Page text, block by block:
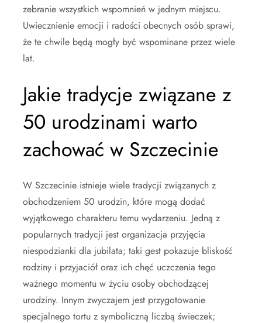
zebranie wszystkich wspomnień w jednym miejscu.
Uwiecznienie emocji i radości obecnych osób sprawi,
że te chwile będą mogły być wspominane przez wiele
lat.
Jakie tradycje związane z
50 urodzinami warto
zachować w Szczecinie
W Szczecinie istnieje wiele tradycji związanych z
obchodzeniem 50 urodzin, które mogą dodać
wyjątkowego charakteru temu wydarzeniu. Jedną z
popularnych tradycji jest organizacja przyjęcia
niespodzianki dla jubilata; taki gest pokazuje bliskość
rodziny i przyjaciół oraz ich chęć uczczenia tego
ważnego momentu w życiu osoby obchodzącej
urodziny. Innym zwyczajem jest przygotowanie
specjalnego tortu z symboliczną liczbą świeczek;